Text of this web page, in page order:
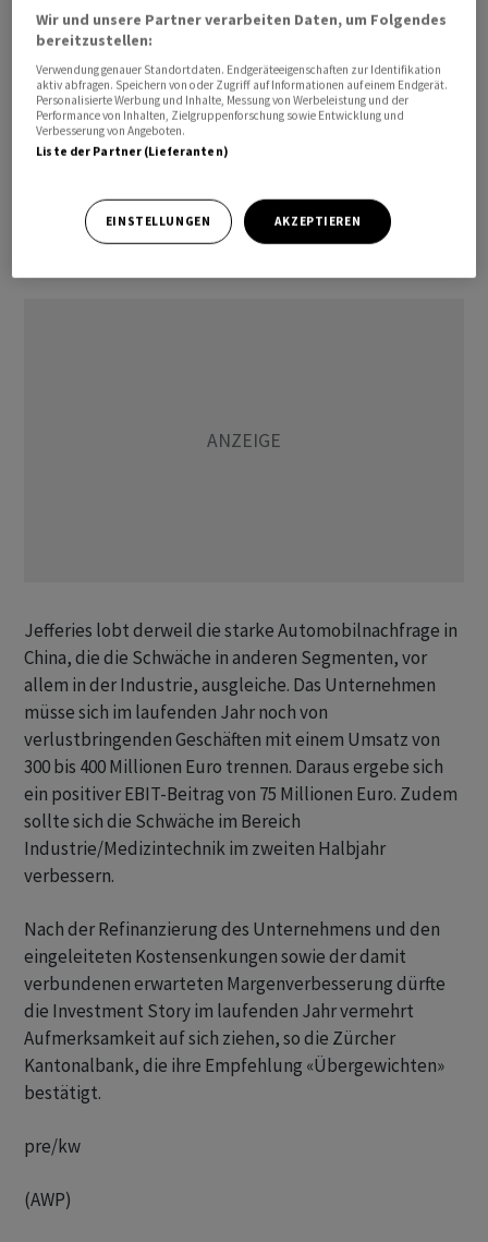
Die Ergebnisse entsprächen den Erwartungen, hiess es
bei Vontobel. Der Ausblick auf die Profitabilität im
ersten Quartal 2024 sei sehr positiv, kommentierte der
zuständige Analyst. «Und das trotz schwacher
industrieller Endmärkte und negativer Kommentare
anhaltenden konjunkturellen Gegenwinds starke
Fortschritte bei der Umsetzung des Turnarounds,
Jefferies lobt derweil die starke Automobilnachfrage in
China, die die Schwäche in anderen Segmenten, vor
allem in der Industrie, ausgleiche. Das Unternehmen
müsse sich im laufenden Jahr noch von
verlustbringenden Geschäften mit einem Umsatz von
300 bis 400 Millionen Euro trennen. Daraus ergebe sich
ein positiver EBIT-Beitrag von 75 Millionen Euro. Zudem
sollte sich die Schwäche im Bereich
Industrie/Medizintechnik im zweiten Halbjahr
verbessern.
Nach der Refinanzierung des Unternehmens und den
eingeleiteten Kostensenkungen sowie der damit
verbundenen erwarteten Margenverbesserung dürfte
die Investment Story im laufenden Jahr vermehrt
Aufmerksamkeit auf sich ziehen, so die Zürcher
Kantonalbank, die ihre Empfehlung «Übergewichten»
bestätigt.
pre/kw
(AWP)
Wir und unsere Partner verarbeiten Daten, um Folgendes
bereitzustellen:
Verwendung genauer Standortdaten. Endgeräteeigenschaften zur Identifikation
aktiv abfragen. Speichern von oder Zugriff auf Informationen auf einem Endgerät.
Personalisierte Werbung und Inhalte, Messung von Werbeleistung und der
Performance von Inhalten, Zielgruppenforschung sowie Entwicklung und
Verbesserung von Angeboten.
Liste der Partner (Lieferanten)
EINSTELLUNGEN AKZEPTIEREN